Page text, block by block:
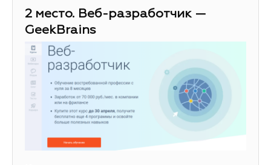
2 место. Веб-разработчик —
GeekBrains